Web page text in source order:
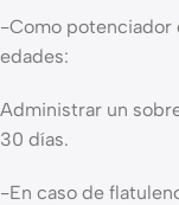
-Como potenciador
edades:
Administrar un
30 días.
-En caso de